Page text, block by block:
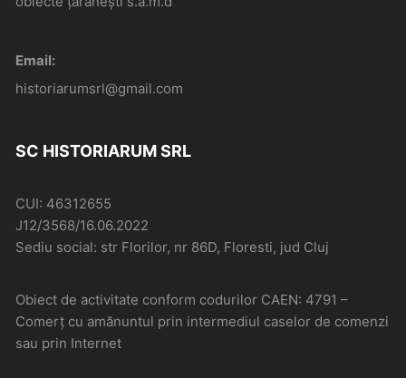
Email:
historiarumsrl@gmail.com
SC HISTORIARUM SRL
CUI: 46312655
J12/3568/16.06.2022
Sediu social: str Florilor, nr 86D, Floresti, jud Cluj
Obiect de activitate conform codurilor CAEN: 4791 –
Comerţ cu amănuntul prin intermediul caselor de comenzi
sau prin Internet